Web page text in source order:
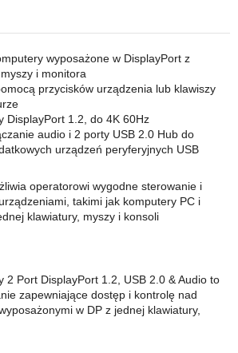
wyposażone w DisplayPort z
i monitora
przycisków urządzenia lub klawiszy
DisplayPort 1.2, do 4K 60Hz
audio i 2 porty USB 2.0 Hub do
urządzeń peryferyjnych USB
operatorowi wygodne sterowanie i
takimi jak komputery PC i
klawiatury, myszy i konsoli
2 Port DisplayPort 1.2, USB 2.0 & Audio to
zapewniające dostęp i kontrolę nad
w DP z jednej klawiatury,